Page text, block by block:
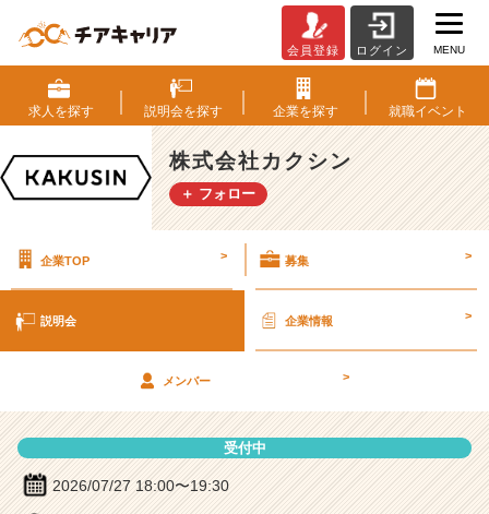
式
会
社
カ
ク
シ
明
細
|
ー・
会員登録 ログイン MENU
求人を探す 説明会を探す 企業を探す 就職イベント
株式会社カクシン
＋ フォロー
企業TOP > 募集 >
説明会 企業情報 >
メンバー >
受付中
2026/07/27 18:00〜19:30